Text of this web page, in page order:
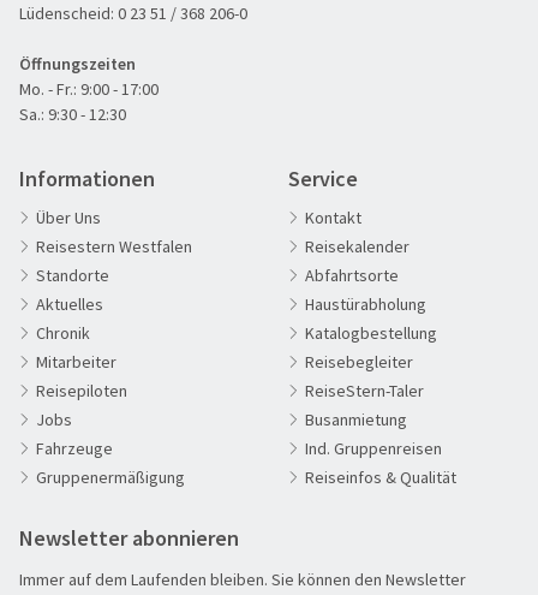
60plus Reisen
Advents-, Weihnachts- & Silvesterreisen
Aktivreisen
Clubreisen
Deutschland erleben
Sommer am Plattensee
Lüdenscheid: 0 23 51 / 368 206-0
Öffnungszeiten
Mo. - Fr.: 9:00 - 17:00
Sa.: 9:30 - 12:30
Informationen
Über Uns
Reisestern Westfalen
Standorte
Aktuelles
Chronik
Mitarbeiter
Reisepiloten
Jobs
Fahrzeuge
Gruppenermäßigung
Service
Kontakt
Reisekalender
Abfahrtsorte
Haustürabholung
Katalogbestellung
Reisebegleiter
ReiseStern-Taler
Busanmietung
Ind. Gruppenreisen
Reiseinfos & Qualität
Newsletter abonnieren
Immer auf dem Laufenden bleiben. Sie können den Newsletter